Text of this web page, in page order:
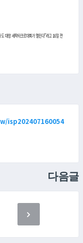
isp202407160054
다음글